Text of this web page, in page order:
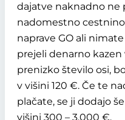
dajatve naknadno ne
nadomestno
naprave GO ali
prejeli denarno kazen
prenizko število osi,
v višini 120 €. Če te
plačate, se ji dodajo
višini 300 – 3.000 €.